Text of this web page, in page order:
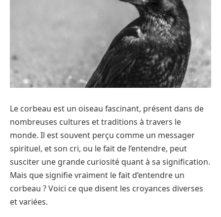
Le corbeau est un oiseau fascinant, présent dans de
nombreuses cultures et traditions à travers le
monde. Il est souvent perçu comme un messager
spirituel, et son cri, ou le fait de l’entendre, peut
susciter une grande curiosité quant à sa signification.
Mais que signifie vraiment le fait d’entendre un
corbeau ? Voici ce que disent les croyances diverses
et variées.